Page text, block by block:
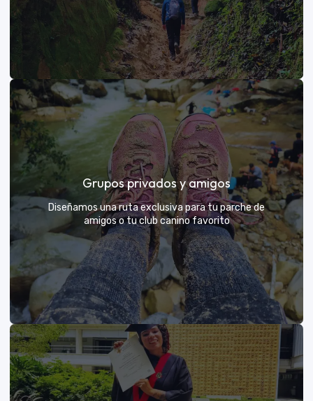
Días de Campo para Empresas
El mejor beneficio para tu equipo: compartir con sus
exploradores y fortalecer lazos rodeados de
naturaleza
VER MÁS
Grupos privados y amigos
Diseñamos una ruta exclusiva para tu parche de
amigos o tu club canino favorito